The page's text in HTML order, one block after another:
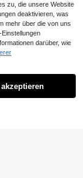
zu, die unsere Website
deaktivieren, was
mehr über die von uns
darüber, wie